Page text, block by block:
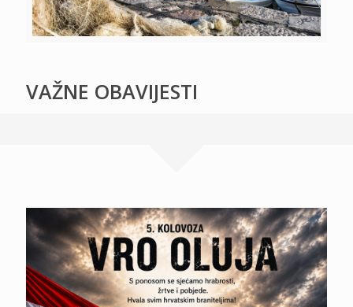
VAŽNE OBAVIJESTI